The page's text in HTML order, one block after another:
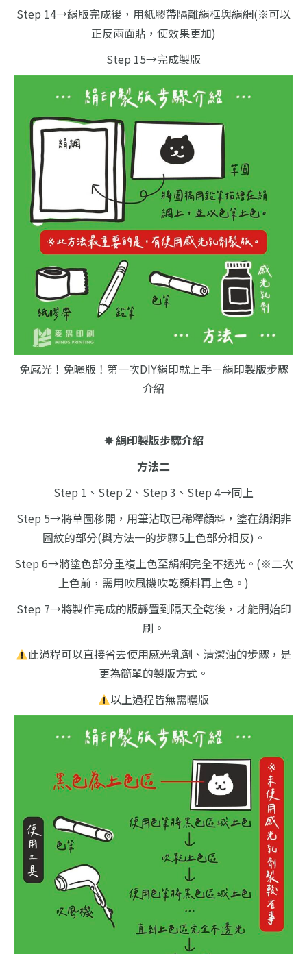
Step 14→絹版完成後，用紙膠帶隔離絹框與絹網(※可以
正反兩面貼，使效果更加)
Step 15→完成製版
免感光！免曬版！第一次DIY絹印就上手－絹印製版步驟
介紹
✸ 絹印製版步驟介紹
方法二
Step 1、Step 2、Step 3、Step 4→同上
Step 5→將草圖移開，用筆沾取已稀釋顏料，塗在絹網非
圖紋的部分(與方法一的步驟5上色部分相反)。
Step 6→將塗色部分重複上色至絹網完全不透光。(※二次
上色前，需用吹風機吹乾顏料再上色。)
Step 7→將製作完成的版靜置到隔天全乾後，才能開始印
刷。
此過程可以直接省去使用感光乳劑、清潔油的步驟，是
更為簡單的製版方式。
以上過程皆無需曬版